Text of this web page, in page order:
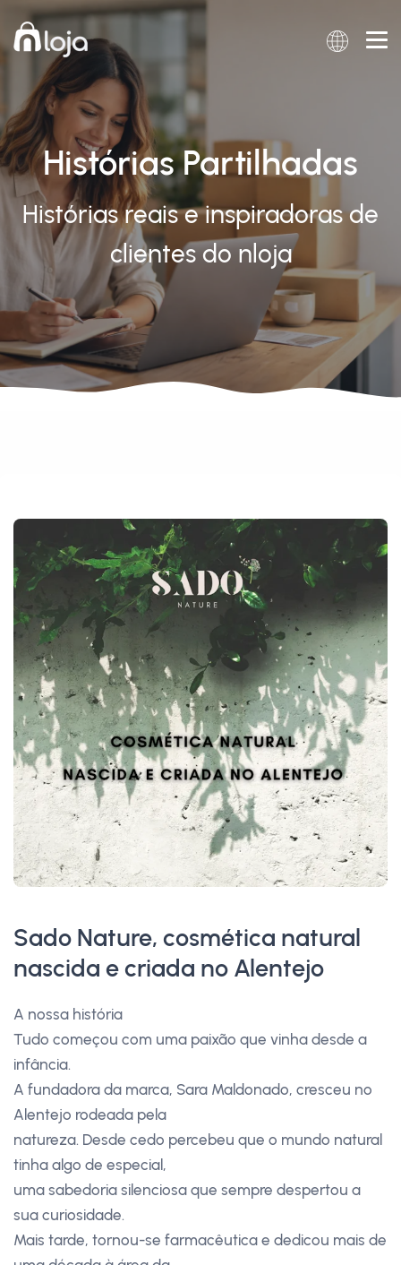
Histórias Partilhadas
Histórias reais e inspiradoras de
clientes do nloja
Sado Nature, cosmética natural
nascida e criada no Alentejo
A nossa história
Tudo começou com uma paixão que vinha desde a
infância.
A fundadora da marca, Sara Maldonado, cresceu no
Alentejo rodeada pela
natureza. Desde cedo percebeu que o mundo natural
tinha algo de especial,
uma sabedoria silenciosa que sempre despertou a
sua curiosidade.
Mais tarde, tornou-se farmacêutica e dedicou mais de